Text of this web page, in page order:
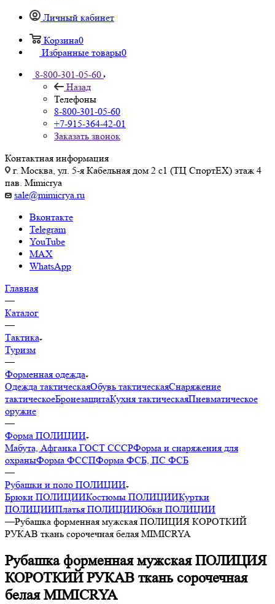
Личный кабинет
Корзина0
Избранные товары0
8-800-301-05-60
Назад
Телефоны
8-800-301-05-60
+7-915-364-42-01
Заказать звонок
Контактная информация
г. Москва, ул. 5-я Кабельная дом 2 с1 (ТЦ СпортEX) этаж 4
пав. Mimicrya
sale@mimicrya.ru
Вконтакте
Telegram
YouTube
MAX
WhatsApp
Главная
—
Каталог
—
Тактика
Туризм
—
Форменная одежда
Одежда тактическаяОбувь тактическаяСнаряжение
тактическоеБронезащитаКухня тактическаяПневматическое
оружие
—
Форма ПОЛИЦИИ
Мабута, Афганка ГОСТ СССРФорма и снаряжения для
охраныФорма ФССПФорма ФСБ, ПС ФСБ
—
Рубашки и поло ПОЛИЦИИ
Брюки ПОЛИЦИИКостюмы ПОЛИЦИИКуртки
ПОЛИЦИИПлатья ПОЛИЦИИЮбки ПОЛИЦИИ
—Рубашка форменная мужская ПОЛИЦИЯ КОРОТКИЙ
РУКАВ ткань сорочечная белая MIMICRYA
Рубашка форменная мужская ПОЛИЦИЯ
КОРОТКИЙ РУКАВ ткань сорочечная
белая MIMICRYA